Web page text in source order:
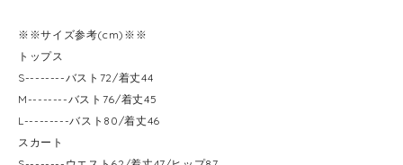
※※サイズ参考(cm)※※
トップス
S--------バスト72/着丈44
M--------バスト76/着丈45
L---------バスト80/着丈46
スカート